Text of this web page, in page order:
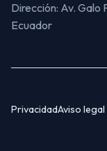
Dirección: Av. Galo
Ecuador
PrivacidadAviso legal